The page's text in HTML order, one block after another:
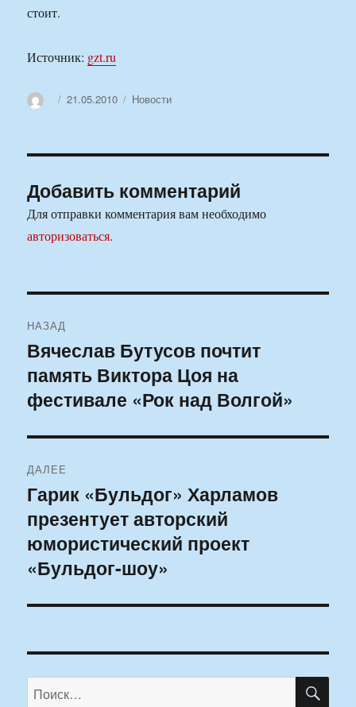
стоит.
Источник: gzt.ru
АвторОпубликовано
21.05.2010 Рубрики
Новости
Добавить комментарий
Для отправки комментария вам необходимо
авторизоваться.
по
записям
НАЗАД
Предыдущая
запись:
Вячеслав Бутусов почтит
память Виктора Цоя на
фестивале «Рок над Волгой»
ДАЛЕЕ
Следующая
запись:
Гарик «Бульдог» Харламов
презентует авторский
юмористический проект
«Бульдог-шоу»
Искать: